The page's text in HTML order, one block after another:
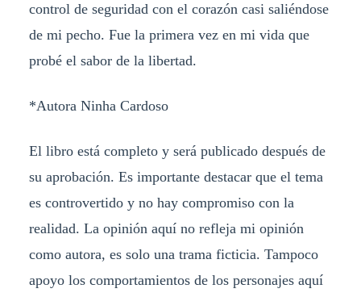
control de seguridad con el corazón casi saliéndose
de mi pecho. Fue la primera vez en mi vida que
probé el sabor de la libertad.
*Autora Ninha Cardoso
El libro está completo y será publicado después de
su aprobación. Es importante destacar que el tema
es controvertido y no hay compromiso con la
realidad. La opinión aquí no refleja mi opinión
como autora, es solo una trama ficticia. Tampoco
apoyo los comportamientos de los personajes aquí